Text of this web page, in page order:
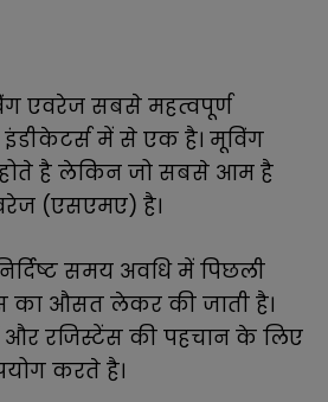
एवरेज सबसे महत्वपूर्ण
में से एक है। मूविंग
है लेकिन जो सबसे आम है
(एसएमए) है।
समय अवधि में पिछली
का औसत लेकर की जाती है।
और रजिस्टेंस की पहचान के लिए
करते है।